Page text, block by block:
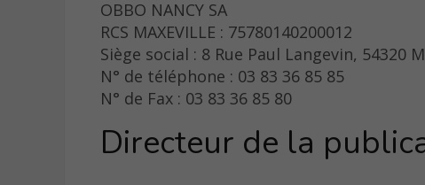
OBBO NANCY SA
RCS MAXEVILLE : 75780140200012
Siège social : 8 Rue Paul Langevin, 54320
N° de téléphone : 03 83 36 85 85
N° de Fax : 03 83 36 85 80
Directeur de la